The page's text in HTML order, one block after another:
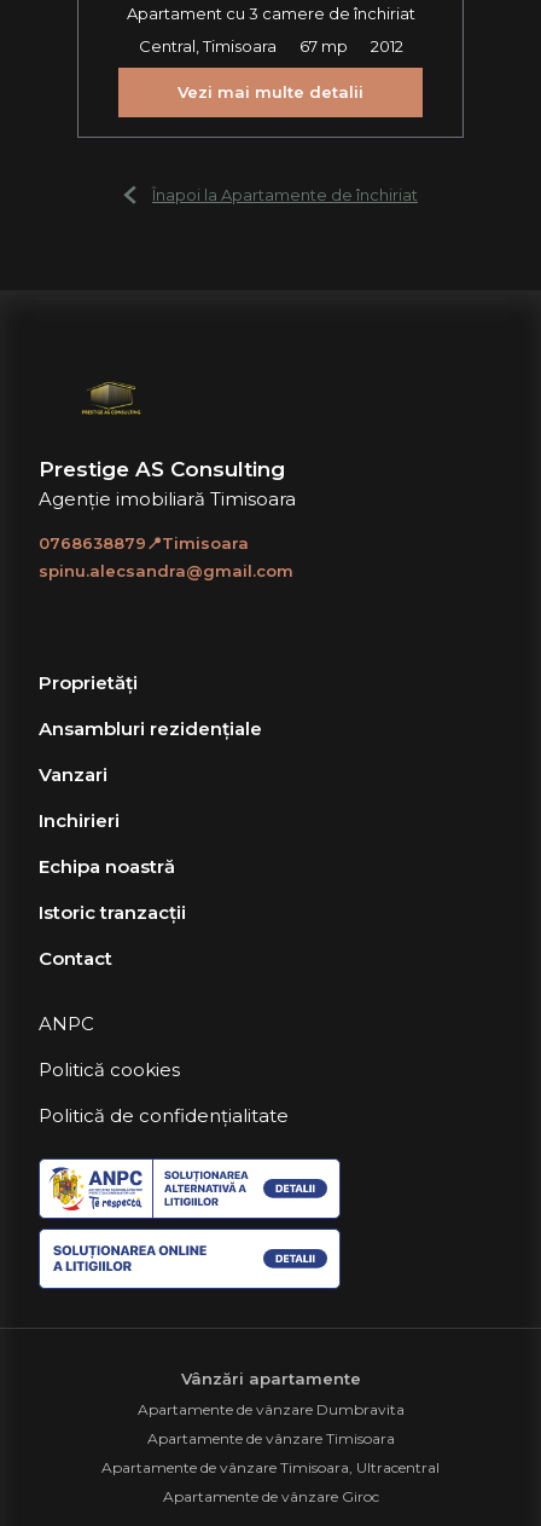
Apartament cu 3 camere de închiriat
Central, Timisoara
67 mp 2012
Vezi mai multe detalii
Înapoi la Apartamente de închiriat
Prestige AS Consulting
Agenție imobiliară Timisoara
0768638879📍Timisoara
spinu.alecsandra@gmail.com
Proprietăți
Ansambluri rezidențiale
Vanzari
Inchirieri
Echipa noastră
Istoric tranzacții
Contact
ANPC
Politică cookies
Politică de confidențialitate
Vânzări apartamente
Apartamente de vânzare Dumbravita
Apartamente de vânzare Timisoara
Apartamente de vânzare Timisoara, Ultracentral
Apartamente de vânzare Giroc